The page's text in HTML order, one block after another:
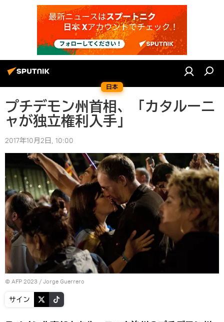
日本
プチデモン州首相、「カタルーニ
ャが独立権利入手」
2017年10月2日, 10:00
© AFP 2023 / Jorge Guerrero
サイン